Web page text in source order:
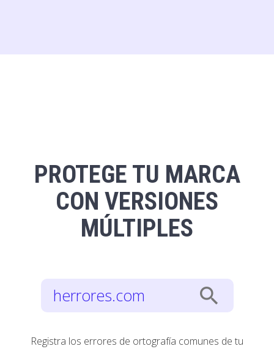
PROTEGE TU MARCA
CON VERSIONES
MÚLTIPLES
herrores.com search
Registra los errores de ortografía comunes de tu